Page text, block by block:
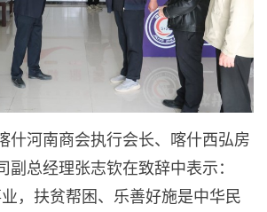
什河南商会执行会长、喀什西弘房
副总经理张志钦在致辞中表示：
，扶贫帮困、乐善好施是中华民